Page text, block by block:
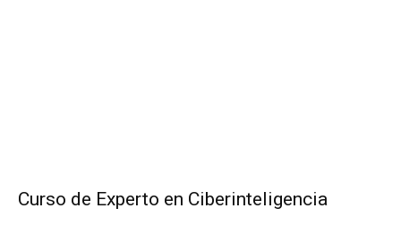
Curso de Experto en Ciberinteligencia